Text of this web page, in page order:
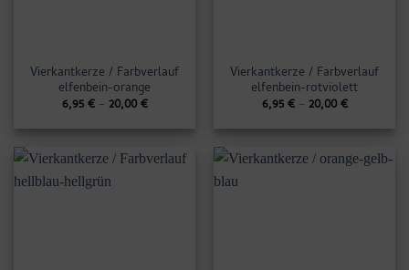
Vierkantkerze / Farbverlauf
elfenbein-orange
6,95€– 20,00€
Vierkantkerze / Farbverlauf
elfenbein-rotviolett
6,95€– 20,00€